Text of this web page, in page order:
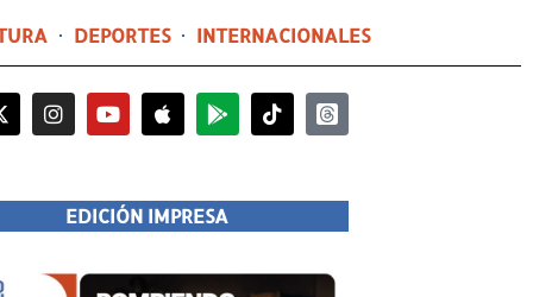
DEPORTES INTERNACIONALES
5 horas ago
EDICIÓN IMPRESA